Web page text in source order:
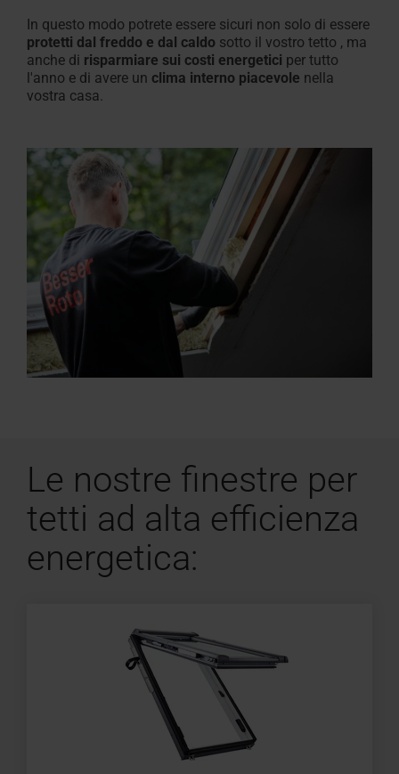
In questo modo potrete essere sicuri non solo di essere
protetti dal freddo e dal caldo sotto il vostro tetto , ma
anche di risparmiare sui costi energetici per tutto
l'anno e di avere un clima interno piacevole nella
vostra casa.
Le nostre finestre per
tetti ad alta efficienza
energetica: